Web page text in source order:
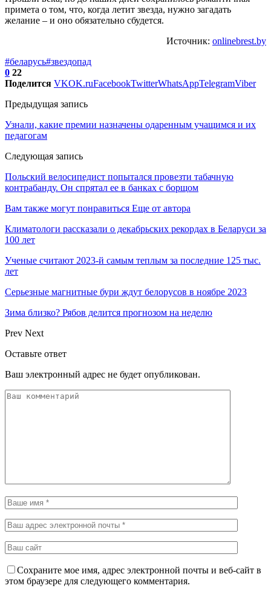
примета о том, что, когда летит звезда, нужно загадать
желание – и оно обязательно сбудется.
Источник: onlinebrest.by
#беларусь#звездопад
0 22
Поделится VKOK.ruFacebookTwitterWhatsAppTelegramViber
Предыдущая запись
Узнали, какие премии назначены одаренным учащимся и их
педагогам
Следующая запись
Польский велосипедист попытался провезти табачную
контрабанду. Он спрятал ее в банках с борщом
Вам также могут понравиться Еще от автора
Климатологи рассказали о декабрьских рекордах в Беларуси за
100 лет
Ученые считают 2023-й самым теплым за последние 125 тыс.
лет
Серьезные магнитные бури ждут белорусов в ноябре 2023
Зима близко? Рябов делится прогнозом на неделю
Prev Next
Оставьте ответ
Ваш электронный адрес не будет опубликован.
Сохраните мое имя, адрес электронной почты и веб-сайт в
этом браузере для следующего комментария.